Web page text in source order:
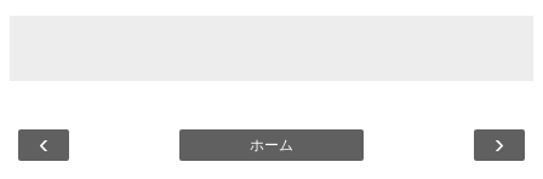
‹ ›
ホーム